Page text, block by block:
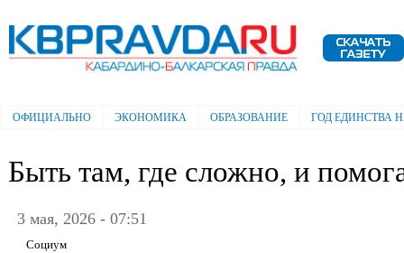
Электронная газета "Кабардино-
Балкарская правда"
Главное меню
ОФИЦИАЛЬНО ЭКОНОМИКА ОБРАЗОВАНИЕ ГОД ЕДИНСТВА
Быть там, где сложно, и
3 мая, 2026 - 07:51
Социум